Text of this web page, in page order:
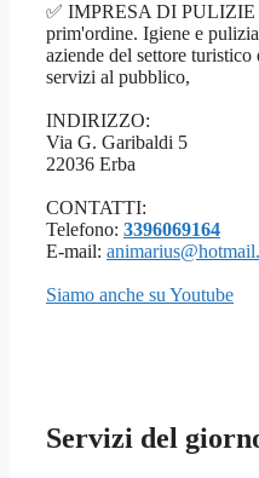
✅ IMPRESA DI PULIZIE
prim'ordine. Igiene e
aziende del settore
servizi al pubblico,
INDIRIZZO:
Via G. Garibaldi 5
22036 Erba
CONTATTI:
Telefono: 3396069164
E-mail:
Siamo anche su Youtube
Servizi del